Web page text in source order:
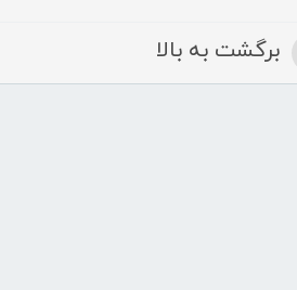
برگشت به بالا